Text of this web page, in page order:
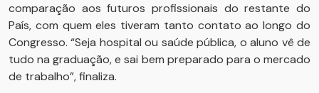
comparação aos futuros profissionais do restante do
País, com quem eles tiveram tanto contato ao longo do
Congresso. “Seja hospital ou saúde pública, o aluno vê de
tudo na graduação, e sai bem preparado para o mercado
de trabalho”, finaliza.